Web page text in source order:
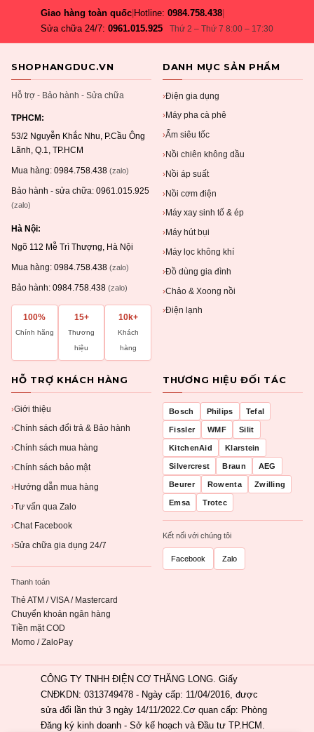
Giao hàng toàn quốc|Hotline:0984.758.438|
Sửa chữa 24/7:0961.015.925 Thứ 2 – Thứ 7 8:00 – 17:30
SHOPHANGDUC.VN
Hỗ trợ - Bảo hành - Sửa chữa
TPHCM:
53/2 Nguyễn Khắc Nhu, P.Cầu Ông
Lãnh, Q.1, TP.HCM
Mua hàng: 0984.758.438 (zalo)
Bảo hành - sửa chữa: 0961.015.925
(zalo)
Hà Nội:
Ngõ 112 Mễ Trì Thượng, Hà Nội
Mua hàng: 0984.758.438 (zalo)
Bảo hành: 0984.758.438 (zalo)
100%
Chính hãng
15+
Thương
hiệu
10k+
Khách
hàng
DANH MỤC SẢN PHẨM
›Điện gia dụng
› Máy pha cà phê
›Ấm siêu tốc
› Nồi chiên không dầu
›Nồi áp suất
›Nồi cơm điện
› Máy xay sinh tố & ép
› Máy hút bụi
› Máy lọc không khí
›Đồ dùng gia đình
›Chảo & Xoong nồi
›Điện lạnh
HỖ TRỢ KHÁCH HÀNG
›Giới thiệu
›Chính sách đổi trả & Bảo hành
›Chính sách mua hàng
›Chính sách bảo mật
›Hướng dẫn mua hàng
›Tư vấn qua Zalo
›Chat Facebook
›Sửa chữa gia dụng 24/7
Thanh toán
Thẻ ATM / VISA / Mastercard
Chuyển khoản ngân hàng
Tiền mặt COD
Momo / ZaloPay
THƯƠNG HIỆU ĐỐI TÁC
Bosch Philips Tefal
Fissler WMF Silit
KitchenAid Klarstein
Silvercrest Braun AEG
Beurer Rowenta Zwilling
Emsa Trotec
Kết nối với chúng tôi
Facebook Zalo
CÔNG TY TNHH ĐIỆN CƠ THĂNG LONG. Giấy
CNĐKDN: 0313749478 - Ngày cấp: 11/04/2016, được
sửa đổi lần thứ 3 ngày 14/11/2022.Cơ quan cấp: Phòng
Đăng ký kinh doanh - Sở kế hoạch và Đầu tư TP.HCM.